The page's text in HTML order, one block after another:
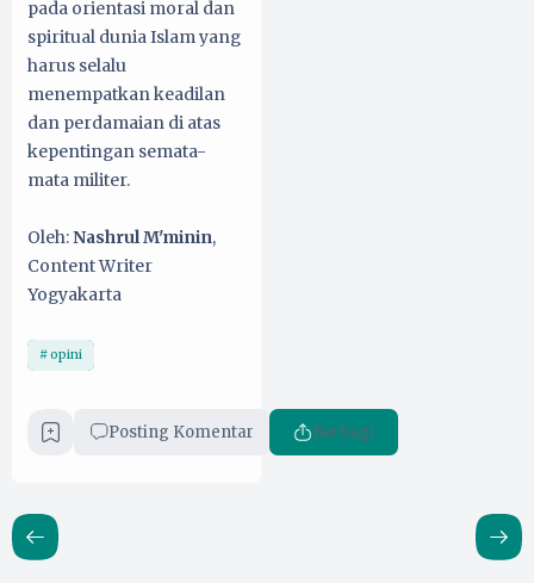
pada orientasi moral dan
spiritual dunia Islam yang
harus selalu
menempatkan keadilan
dan perdamaian di atas
kepentingan semata-
mata militer.
Oleh:Nashrul M'minin,
Content Writer
Yogyakarta
opini
Posting Komentar Berbagi